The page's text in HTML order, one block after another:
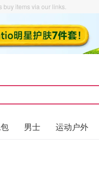
items via our links.
男士 运动户外